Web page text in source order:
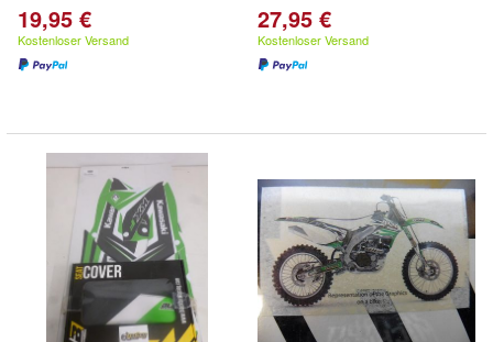
19,95 €
Kostenloser Versand
27,95 €
Kostenloser Versand